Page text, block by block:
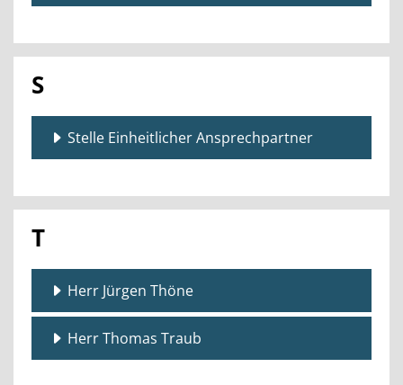
S
Stelle Einheitlicher Ansprechpartner
T
Herr Jürgen Thöne
Herr Thomas Traub